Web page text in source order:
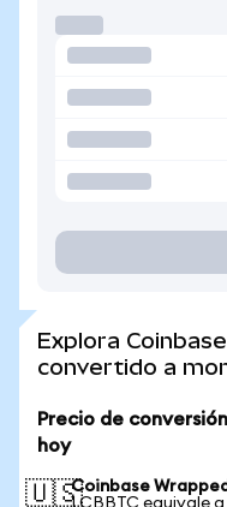
Explora
convertido a
Precio de
hoy
🇺🇸Coinbase
1 CBBTC equivale